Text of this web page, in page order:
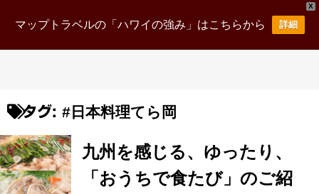
X
マップトラベルの「ハワイの強み」はこちらから 詳細
タグ: #日本料理てら岡
九州を感じる、ゆったり、
「おうちで食たび」のご紹